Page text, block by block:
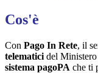
Cos'è
Con Pago In Rete, il
telematici del
sistema pagoPA che ti